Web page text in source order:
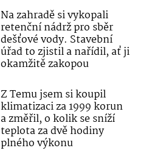
Na zahradě si vykopali
retenční nádrž pro sběr
dešťové vody. Stavební
úřad to zjistil a nařídil, ať ji
okamžitě zakopou
Z Temu jsem si koupil
klimatizaci za 1999 korun
a změřil, o kolik se sníží
teplota za dvě hodiny
plného výkonu